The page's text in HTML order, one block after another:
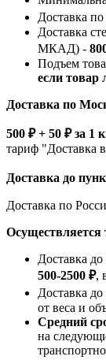
Доставка
Доставка
МКАД) -
Подъем
если товар
Доставка по
500 ₽ + 50 ₽ за 1
тариф "Доставка
Доставка до
Доставка по
Доставка
500-2500 ₽,
Доставка
от веса и
Средний
на